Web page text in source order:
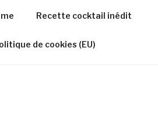
Recette cocktail inédit
de cookies (EU)